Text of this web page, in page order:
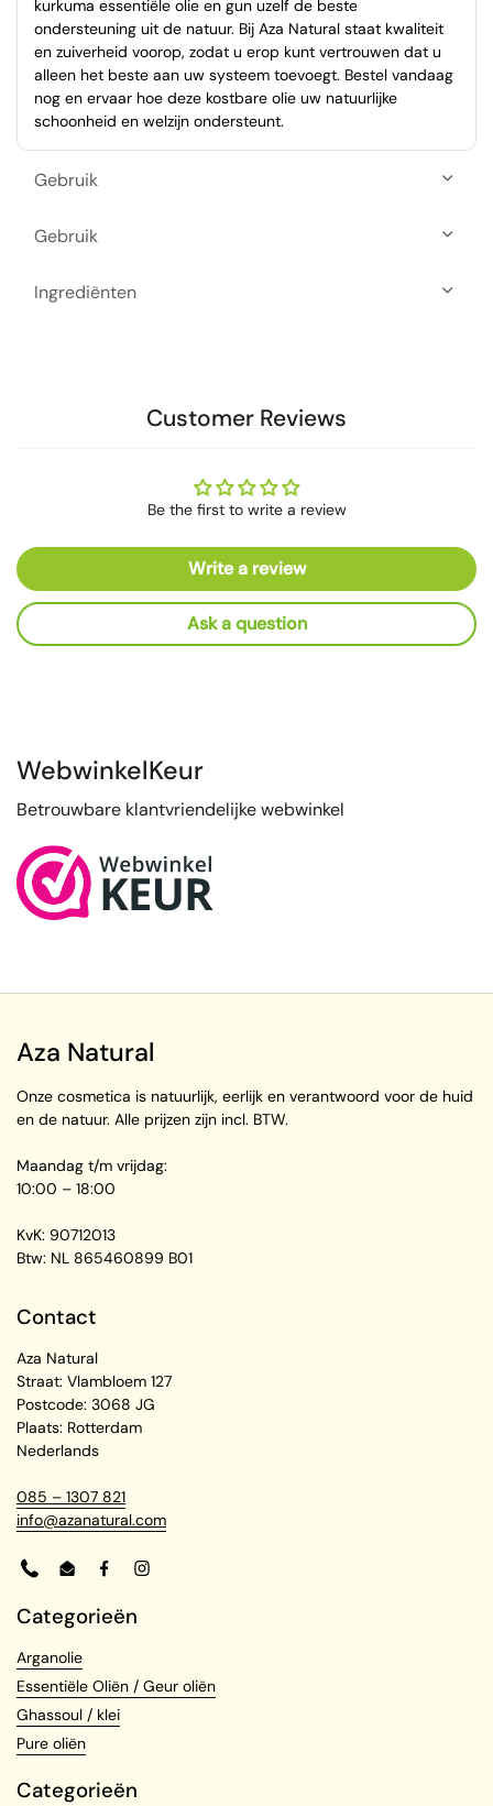
kurkuma essentiële olie en gun uzelf de beste
ondersteuning uit de natuur. Bij Aza Natural staat kwaliteit
en zuiverheid voorop, zodat u erop kunt vertrouwen dat u
alleen het beste aan uw systeem toevoegt. Bestel vandaag
nog en ervaar hoe deze kostbare olie uw natuurlijke
schoonheid en welzijn ondersteunt.
Gebruik
Gebruik
Ingrediënten
Customer Reviews
Be the first to write a review
Write a review
Ask a question
WebwinkelKeur
Betrouwbare klantvriendelijke webwinkel
Aza Natural
Onze cosmetica is natuurlijk, eerlijk en verantwoord voor de huid
en de natuur. Alle prijzen zijn incl. BTW.
Maandag t/m vrijdag:
10:00 – 18:00
KvK: 90712013
Btw: NL 865460899 B01
Contact
Aza Natural
Straat: Vlambloem 127
Postcode: 3068 JG
Plaats: Rotterdam
Nederlands
085 – 1307 821
info@azanatural.com
PhoneEmailFacebookInstagram
Categorieën
Arganolie
Essentiële Oliën / Geur oliën
Ghassoul / klei
Pure oliën
Categorieën